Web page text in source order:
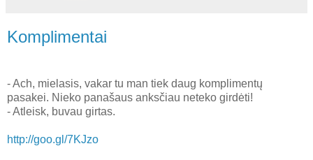
Komplimentai
- Ach, mielasis, vakar tu man tiek daug komplimentų
pasakei. Nieko panašaus anksčiau neteko girdėti!
- Atleisk, buvau girtas.
http://goo.gl/7KJzo